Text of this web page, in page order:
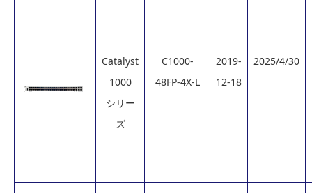
Catalyst
1000
シリー
ズ
C1000-
48FP-4X-L
2019-
12-18
2025/4/30